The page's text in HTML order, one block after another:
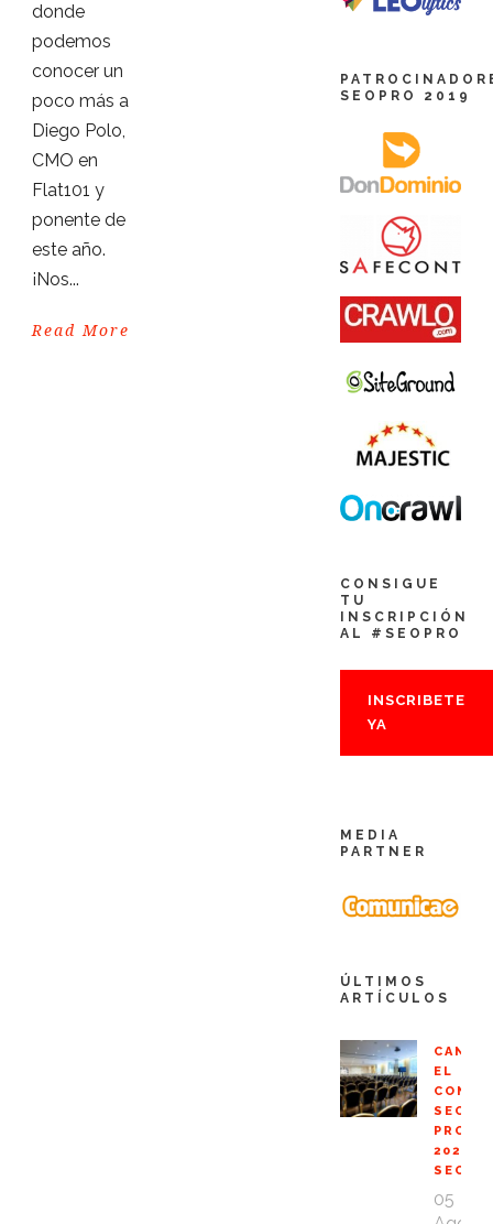
donde
podemos
conocer un
poco más a
Diego Polo,
CMO en
Flat101 y
ponente de
este año.
¡Nos...
Read More
SEOPRO 2019
CONSIGUE
TU
INSCRIPCIÓN
AL #SEOPRO
INSCRIBETE
YA
MEDIA
PARTNER
ÚLTIMOS
ARTÍCULOS
EL
SEO
2020
05